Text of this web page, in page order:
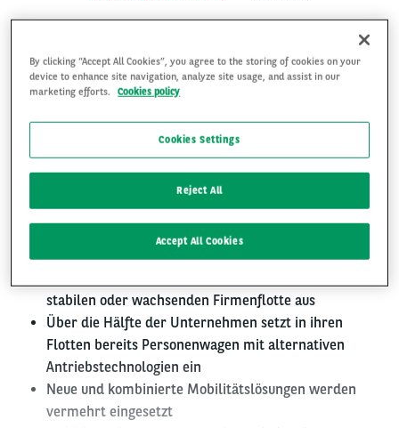
Neue Mobilitätslösungen
und Telematik auf dem
Vormarsch
Firmenflotten in der Schweiz: Stabile Zuversicht
trotz anhaltender Unsicherheiten
9 von 10 Flottenmanager*innen gehen innerhalb
stabilen oder wachsenden Firmenflotte aus
Über die Hälfte der Unternehmen setzt in ihren
Flotten bereits Personenwagen mit alternativen
Antriebstechnologien ein
Neue und kombinierte Mobilitätslösungen werden
vermehrt eingesetzt
By clicking “Accept All Cookies”, you agree to the storing of cookies on your
device to enhance site navigation, analyze site usage, and assist in our
marketing efforts.
Cookies policy
Cookies Settings
Reject All
Accept All Cookies